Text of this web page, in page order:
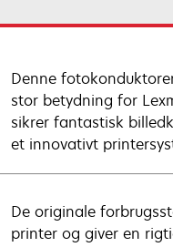
Denne
stor betydning for
sikrer fantastisk
et innovativt
De originale
printer og giver en